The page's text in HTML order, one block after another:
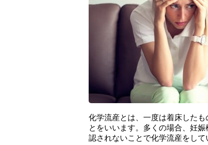
化学流産とは、一度は着床した
とをいいます。多くの場合、妊
認されないことで化学流産をして